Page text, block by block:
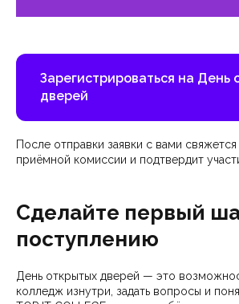
Зарегистрироваться на День
дверей
После отправки заявки с вами свяжется
приёмной комиссии и подтвердит
Сделайте первый
поступлению
День открытых дверей — это
колледж изнутри, задать вопросы и